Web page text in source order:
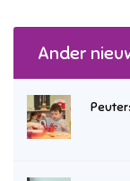
Ander